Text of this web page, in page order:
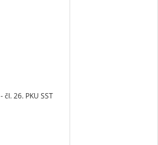
- čl. 26. PKU SST